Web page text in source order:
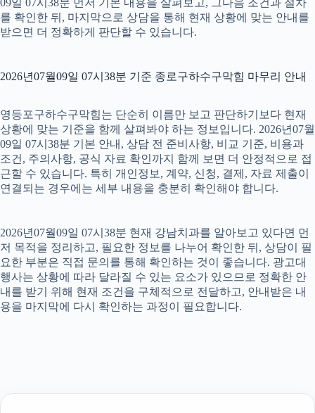
09일 07시38분 먼저 기본 내용을 살펴보고, 그다음 조건과 절차
를 확인한 뒤, 마지막으로 상담을 통해 현재 상황에 맞는 안내를
받으면 더 정확하게 판단할 수 있습니다.
2026년07월09일 07시38분 기준 종로구하수구막힘 마무리 안내
영등포구하수구막힘는 단순히 이름만 보고 판단하기보다 현재
상황에 맞는 기준을 함께 살펴봐야 하는 정보입니다. 2026년07월
09일 07시38분 기본 안내, 상담 전 준비사항, 비교 기준, 비용과
조건, 주의사항, 공식 자료 확인까지 함께 보면 더 안정적으로 접
근할 수 있습니다. 특히 개인정보, 계약, 신청, 결제, 자료 제출이
연결되는 경우에는 세부 내용을 충분히 확인해야 합니다.
2026년07월09일 07시38분 현재 강남치과를 알아보고 있다면 먼
저 목적을 정리하고, 필요한 정보를 나누어 확인한 뒤, 상담이 필
요한 부분은 직접 문의를 통해 확인하는 것이 좋습니다. 광고대
행사는 상황에 따라 달라질 수 있는 요소가 있으므로 정확한 안
내를 받기 위해 현재 조건을 구체적으로 전달하고, 안내받은 내
용을 마지막에 다시 확인하는 과정이 필요합니다.